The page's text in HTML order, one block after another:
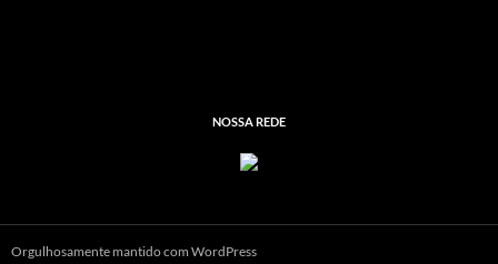
NOSSA REDE
Orgulhosamente mantido com WordPress